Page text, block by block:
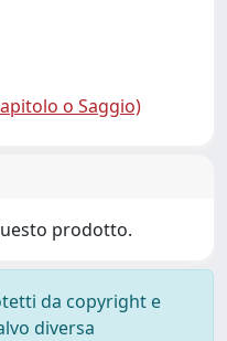
o Saggio)
prodotto.
da copyright e
diversa